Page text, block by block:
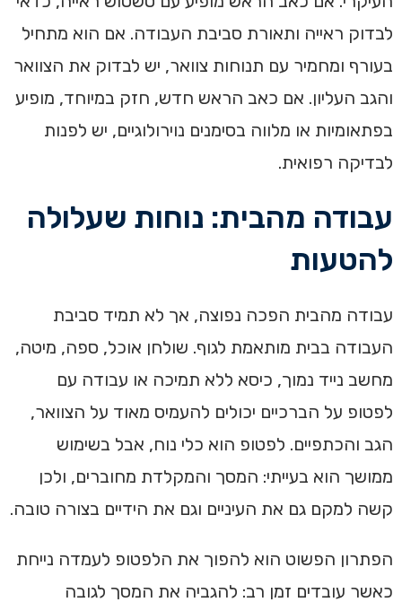
לבדוק ראייה ותאורת סביבת העבודה. אם הוא מתחיל
בעורף ומחמיר עם תנוחות צוואר, יש לבדוק את הצוואר
והגב העליון. אם כאב הראש חדש, חזק במיוחד, מופיע
בפתאומיות או מלווה בסימנים נוירולוגיים, יש לפנות
לבדיקה רפואית.
עבודה מהבית: נוחות שעלולה
להטעות
עבודה מהבית הפכה נפוצה, אך לא תמיד סביבת
העבודה בבית מותאמת לגוף. שולחן אוכל, ספה, מיטה,
מחשב נייד נמוך, כיסא ללא תמיכה או עבודה עם
לפטופ על הברכיים יכולים להעמיס מאוד על הצוואר,
הגב והכתפיים. לפטופ הוא כלי נוח, אבל בשימוש
ממושך הוא בעייתי: המסך והמקלדת מחוברים, ולכן
קשה למקם גם את העיניים וגם את הידיים בצורה טובה.
הפתרון הפשוט הוא להפוך את הלפטופ לעמדה נייחת
כאשר עובדים זמן רב: להגביה את המסך לגובה